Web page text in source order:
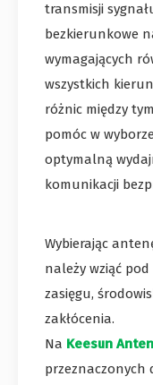
transmisji
bezkierunkowe
wymagających
wszystkich
różnic między
pomóc w
optymalną
komunikacji
Wybierając
należy wziąć
zasięgu,
zakłócenia.
Na Keesun
przeznaczonych